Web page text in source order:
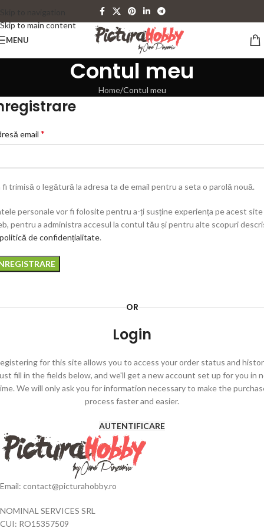
Skip to main content
MENU
Contul meu
Home Contul meu
email *
fi trimisă o legătură la adresa ta de email pentru a seta o parolă nouă.
personale vor fi folosite pentru a-ți susține experiența pe acest site
pentru a administra accesul la contul tău și pentru alte scopuri
politică de confidențialitate.
OR
Login
for this site allows you to access your order status and
fill in the fields below, and we'll get a new account set up for you in
We will only ask you for information necessary to make the
process faster and easier.
AUTENTIFICARE
Email: contact@picturahobby.ro
NOMINAL SERVICES SRL
CUI: RO15357509